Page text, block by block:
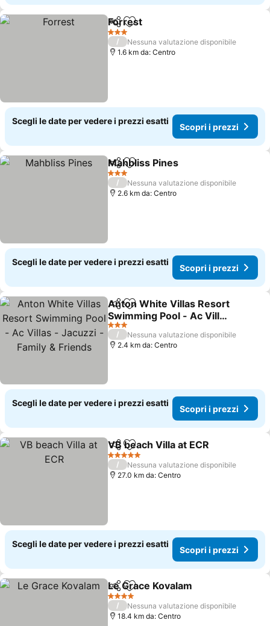
CondividiAggiungi ai preferiti
Forrest
3 Stelle
/
Nessuna valutazione disponibile
1.6 km da: Centro
Scegli le date per vedere i prezzi esatti
Scopri i prezzi
CondividiAggiungi ai preferiti
Mahbliss Pines
3 Stelle
/
Nessuna valutazione disponibile
2.6 km da: Centro
Scegli le date per vedere i prezzi esatti
Scopri i prezzi
CondividiAggiungi ai preferiti
Anton White Villas Resort
Swimming Pool - Ac Villas
- Jacuzzi - Family &
Friends
3 Stelle
/
Nessuna valutazione disponibile
2.4 km da: Centro
Scegli le date per vedere i prezzi esatti
Scopri i prezzi
CondividiAggiungi ai preferiti
VB beach Villa at ECR
5 Stelle
/
Nessuna valutazione disponibile
27.0 km da: Centro
Scegli le date per vedere i prezzi esatti
Scopri i prezzi
CondividiAggiungi ai preferiti
Le Grace Kovalam
4 Stelle
/
Nessuna valutazione disponibile
18.4 km da: Centro